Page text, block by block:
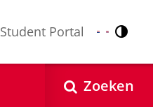
Student Portal Nederlands
English
Zoeken